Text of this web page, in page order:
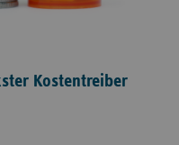
Kostentreiber